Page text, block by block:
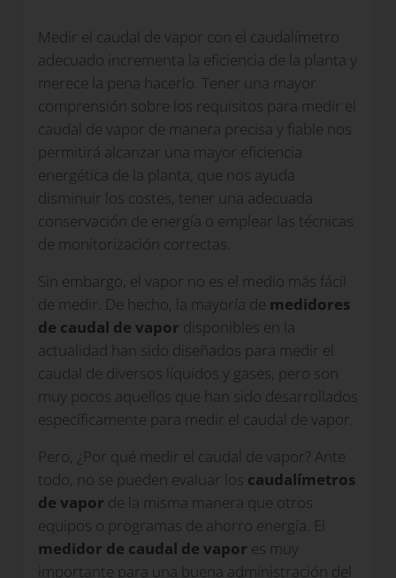
Medir el caudal de vapor con el caudalímetro
adecuado incrementa la eficiencia de la planta y
merece la pena hacerlo. Tener una mayor
comprensión sobre los requisitos para medir el
caudal de vapor de manera precisa y fiable nos
permitirá alcanzar una mayor eficiencia
energética de la planta, que nos ayuda
disminuir los costes, tener una adecuada
conservación de energía o emplear las técnicas
de monitorización correctas.
Sin embargo, el vapor no es el medio más fácil
de medir. De hecho, la mayoría de medidores
de caudal de vapor disponibles en la
actualidad han sido diseñados para medir el
caudal de diversos líquidos y gases, pero son
muy pocos aquellos que han sido desarrollados
específicamente para medir el caudal de vapor.
Pero, ¿Por qué medir el caudal de vapor? Ante
todo, no se pueden evaluar los caudalímetros
de vapor de la misma manera que otros
equipos o programas de ahorro energía. El
medidor de caudal de vapor es muy
importante para una buena administración del